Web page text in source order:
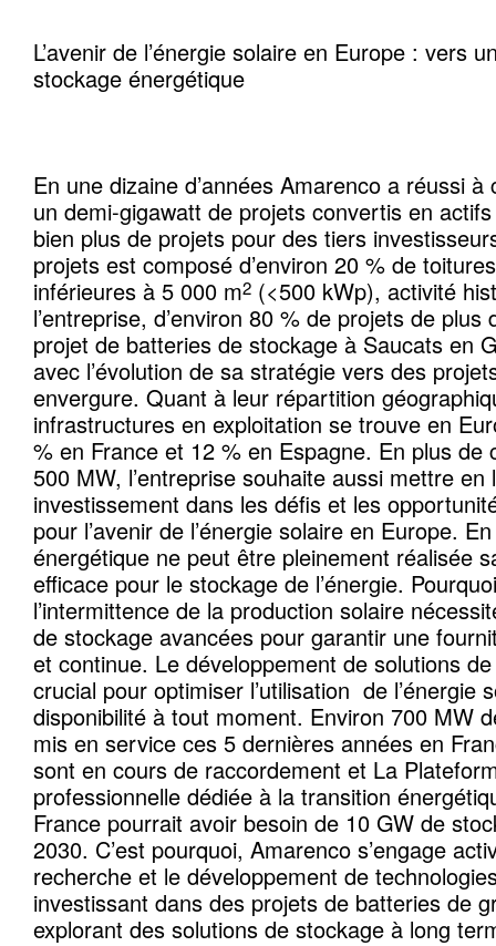
L’avenir de l’énergie solaire en Europe : vers
stockage énergétique
En une dizaine d’années Amarenco a réussi
un demi-gigawatt de projets convertis en
bien plus de projets pour des tiers
projets est composé d’environ 20 % de
inférieures à 5 000 m2 (<500 kWp), activité
l’entreprise, d’environ 80 % de projets de
projet de batteries de stockage à Saucats en
avec l’évolution de sa stratégie vers des
envergure. Quant à leur répartition
infrastructures en exploitation se trouve en
% en France et 12 % en Espagne. En plus de
500 MW, l’entreprise souhaite aussi mettre en
investissement dans les défis et les
pour l’avenir de l’énergie solaire en Europe.
énergétique ne peut être pleinement réalisée
efficace pour le stockage de l’énergie.
l’intermittence de la production solaire
de stockage avancées pour garantir une
et continue. Le développement de solutions
crucial pour optimiser l’utilisation de l’énergie
disponibilité à tout moment. Environ 700 MW
mis en service ces 5 dernières années en
sont en cours de raccordement et La
professionnelle dédiée à la transition
France pourrait avoir besoin de 10 GW de
2030. C’est pourquoi, Amarenco s’engage
recherche et le développement de
investissant dans des projets de batteries de
explorant des solutions de stockage à long